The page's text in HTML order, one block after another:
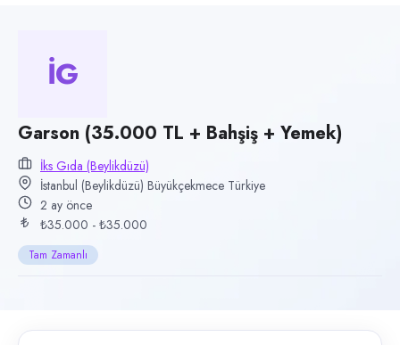
Çalışma şekli
Tam Zamanlı · Ofis
Yayın tarihi
28 Mayıs 2026
Son geçerlilik
26 Ağustos 2026
WhatsApp, Telefon
Pazartesi günü izin günü 20 – 35 yaş arası Çalışma saatleri: 13:00
İG
Garson (35.000 TL + Bahşiş + Yemek)
İks Gıda (Beylikdüzü)
İstanbul (Beylikdüzü) Büyükçekmece Türkiye
2 ay önce
₺35.000 - ₺35.000
Tam Zamanlı